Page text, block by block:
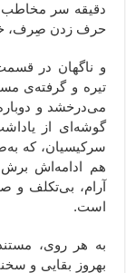
دقیقه سر مخاطب
حرف زدن صِرف،
و ناگهان در
تیره و گرفته‌ی
می‌درخشد و
گوشه‌ای از
سرکیسیان، که
هم ادامه‌اش برش
آرام، بی‌تکلف و
است.
به هر روی،
بهروز بقایی و